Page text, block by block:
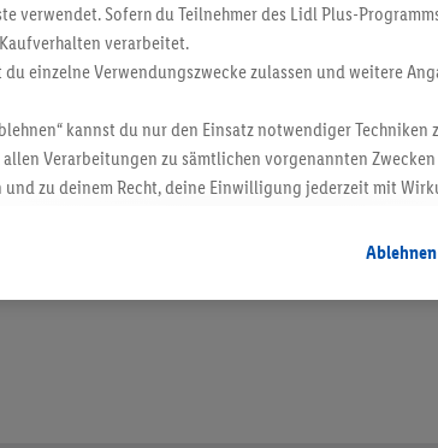
Verkauf ohne Dekoration. Die hier beworbenen Produkte,
verwendet. Sofern du Teilnehmer des Lidl Plus-
verarbeitet.
du einzelne Verwendungszwecke zulassen und weitere
kannst du nur den Einsatz notwendiger Techniken
allen Verarbeitungen zu sämtlichen vorgenannten
und zu deinem Recht, deine Einwilligung jederzeit mit
Ablehnen